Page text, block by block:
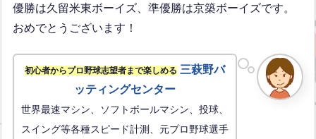
優勝は久留米東ボーイズ、準優勝は京築ボーイズです。
おめでとうございます！
初心者からプロ野球志望者まで楽しめる 三萩野バ
ッティングセンター
世界最速マシン、ソフトボールマシン、投球、
スイング等各種スピード計測、元プロ野球選手